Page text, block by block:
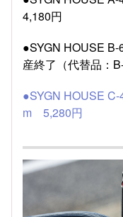
4,180円
●SYGN HOUSE
産終了（代替品：
●SYGN HOUSE
m 5,280円